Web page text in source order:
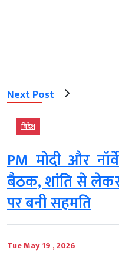
Next Post
विदेश
PM मोदी और
बैठक, शांति से लेकर
पर बनी सहमति
Tue May 19 , 2026